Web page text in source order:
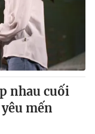
nhau cuối
mến